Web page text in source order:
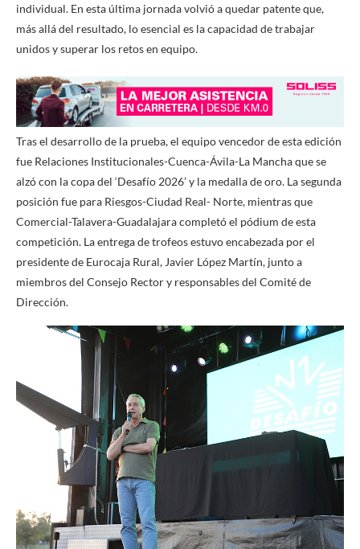
individual. En esta última jornada volvió a quedar patente que,
más allá del resultado, lo esencial es la capacidad de trabajar
unidos y superar los retos en equipo.
Tras el desarrollo de la prueba, el equipo vencedor de esta edición
fue Relaciones Institucionales-Cuenca-Ávila-La Mancha que se
alzó con la copa del ‘Desafío 2026’ y la medalla de oro. La segunda
posición fue para Riesgos-Ciudad Real- Norte, mientras que
Comercial-Talavera-Guadalajara completó el pódium de esta
competición. La entrega de trofeos estuvo encabezada por el
presidente de Eurocaja Rural, Javier López Martín, junto a
miembros del Consejo Rector y responsables del Comité de
Dirección.